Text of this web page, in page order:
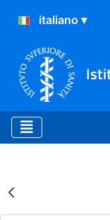
Risultati